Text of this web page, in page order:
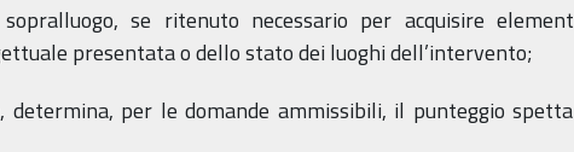
se ritenuto necessario per acquisire
presentata o dello stato dei luoghi dell’intervento;
per le domande ammissibili, il punteggio